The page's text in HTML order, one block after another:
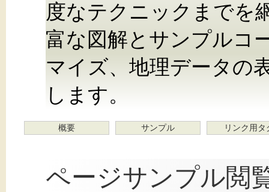
度なテクニックまでを
富な図解とサンプルコ
マイズ、地理データの
します。
概要 サンプル リンク用タ
ページサンプル閲